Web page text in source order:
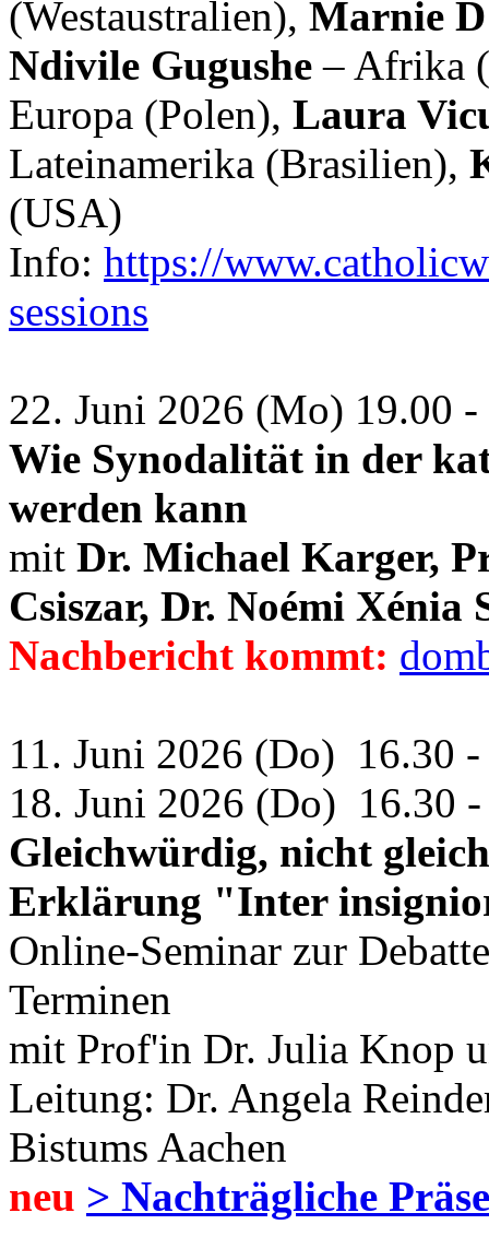
(Westaustralien), Marnie
Ndivile Gugushe– Afrika
Europa (Polen), Laura
Lateinamerika (Brasilien),
(USA)
Info: https://
sessions
22. Juni 2026 (Mo) 19.00
Wie Synodalität in der
werden kann
mit Dr. Michael Karger,
Csiszar, Dr. Noémi Xénia
Nachbericht kommt:
11. Juni 2026 (Do) 16.30
18. Juni 2026 (Do) 16.30
Gleichwürdig, nicht
Erklärung "Inter
Online-Seminar zur
Terminen
mit Prof'in Dr. Julia Knop
Leitung: Dr. Angela
Bistums Aachen
neu > Nachträgliche